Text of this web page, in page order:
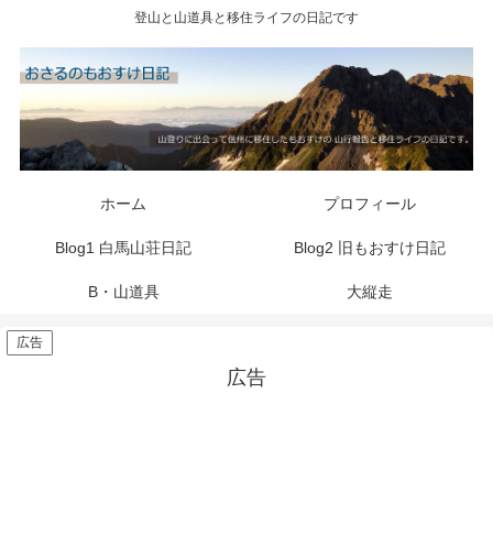
登山と山道具と移住ライフの日記です
ホーム プロフィール
Blog1 白馬山荘日記 Blog2 旧もおすけ日記
B・山道具 大縦走
広告
広告